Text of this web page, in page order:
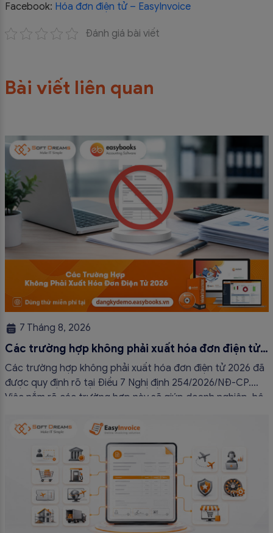
Facebook: Hóa đơn điện tử – EasyInvoice
Đánh giá bài viết
Bài viết liên quan
7 Tháng 8, 2026
Các trường hợp không phải xuất hóa đơn điện tử
2026
Các trường hợp không phải xuất hóa đơn điện tử 2026 đã
được quy định rõ tại Điều 7 Nghị định 254/2026/NĐ-CP.
Việc nắm rõ các trường hợp này sẽ giúp doanh nghiệp, hộ
tránh lập hóa đơn không cần thiết hoặc áp […]